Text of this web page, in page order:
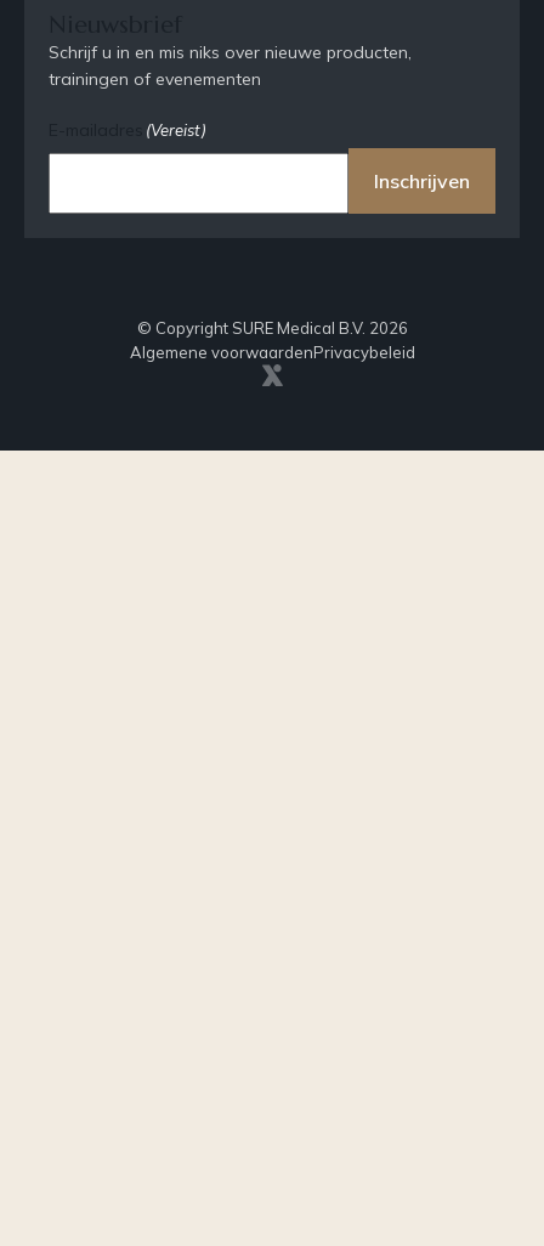
Schrijf u in en mis niks over nieuwe producten,
trainingen of evenementen
(Vereist)
Inschrijven
© Copyright SURE Medical B.V. 2026
Algemene voorwaardenPrivacybeleid